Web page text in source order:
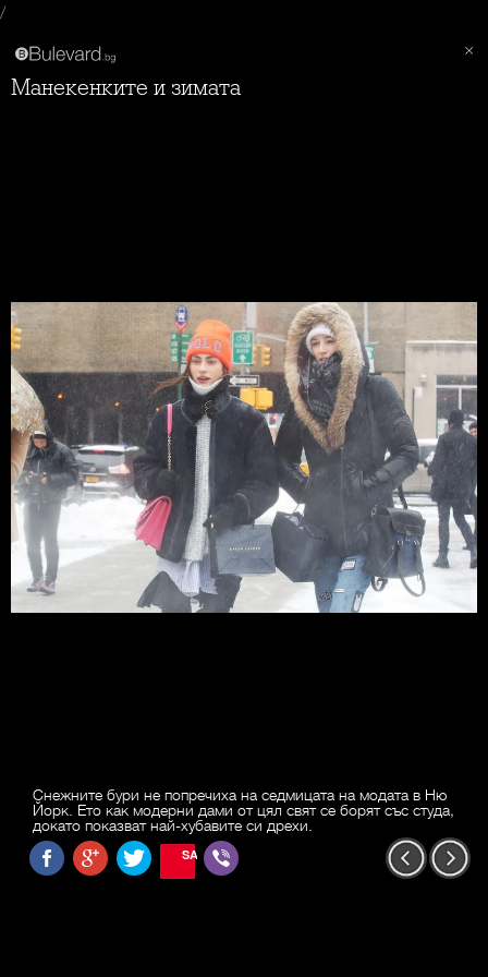
/
Манекенките и зимата
Снежните бури не попречиха на седмицата на модата в Ню
Йорк. Ето как модерни дами от цял свят се борят със студа,
докато показват най-хубавите си дрехи.
SAVE